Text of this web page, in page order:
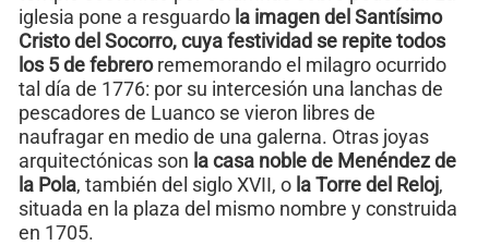
iglesia pone a resguardo la imagen del Santísimo
Cristo del Socorro, cuya festividad se repite todos
los 5 de febrerorememorando el milagro ocurrido
tal día de 1776: por su intercesión una lanchas de
pescadores de Luanco se vieron libres de
naufragar en medio de una galerna. Otras joyas
arquitectónicas son la casa noble de Menéndez de
la Pola, también del siglo XVII, o la Torre del Reloj,
situada en la plaza del mismo nombre y construida
en 1705.